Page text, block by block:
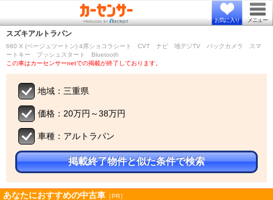
お気に入り メニュー
スズキアルトラパン
660 X (ベージュツートン) 4席ショコラシート CVT ナビ 地デジTV バックカメラ スマ
ートキー プッシュスタート Bluetooth
この車はカーセンサーnetでの掲載が終了しております。
地域：三重県
価格：20万円～38万円
車種：アルトラパン
掲載終了物件と似た条件で検索
あなたにおすすめの中古車 ［PR］